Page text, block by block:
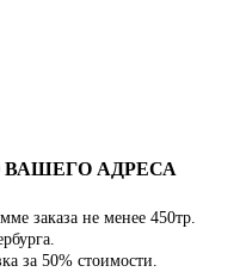
АДРЕСА
заказа не менее 450тр.
за 50% стоимости.